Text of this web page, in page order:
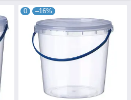
0 –16%